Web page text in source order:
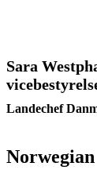
Sara
Landechef
Norwegian